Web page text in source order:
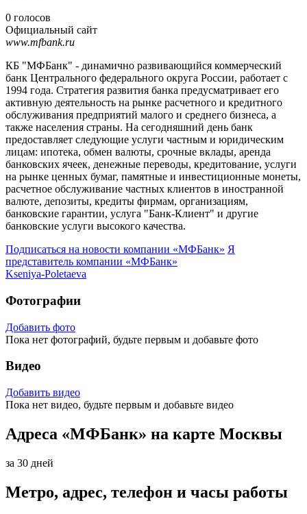
0 голосов
Официальный сайт
www.mfbank.ru
КБ "МФБанк" - динамично развивающийся коммерческий
банк Центрального федерального округа России, работает с
1994 года. Стратегия развития банка предусматривает его
активную деятельность на рынке расчетного и кредитного
обслуживания предприятий малого и среднего бизнеса, а
также населения страны. На сегодняшний день банк
предоставляет следующие услуги частным и юридическим
лицам: ипотека, обмен валюты, срочные вклады, аренда
банковских ячеек, денежные переводы, кредитование, услуги
на рынке ценных бумаг, памятные и инвестиционные монеты,
расчетное обслуживание частных клиентов в иностранной
валюте, депозиты, кредиты фирмам, организациям,
банковские гарантии, услуга "Банк-Клиент" и другие
банковские услуги высокого качества.
Подписаться на новости компании «МФБанк» Я
представитель компании «МФБанк»
Kseniya-Poletaeva
Фотографии
Добавить фото
Пока нет фотографий, будьте первым и добавьте фото
Видео
Добавить видео
Пока нет видео, будьте первым и добавьте видео
Адреса «МФБанк» на карте Москвы
за 30 дней
Метро, адрес, телефон и часы работы